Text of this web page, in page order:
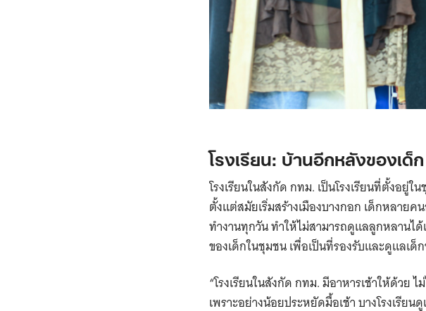
โรงเรียน: บ้านอีกหลังของเด็ก
โรงเรียนในสังกัด กทม. เป็นโรงเรียนที่ตั้งอยู่
ตั้งแต่สมัยเริ่มสร้างเมืองบางกอก เด็กหลาย
ทำงานทุกวัน ทำให้ไม่สามารถดูแลลูกหลานได้
ของเด็กในชุมชน เพื่อเป็นที่รองรับและดูแลเด็
“โรงเรียนในสังกัด กทม. มีอาหารเช้าให้ด้วย
เพราะอย่างน้อยประหยัดมื้อเช้า บางโรงเรี